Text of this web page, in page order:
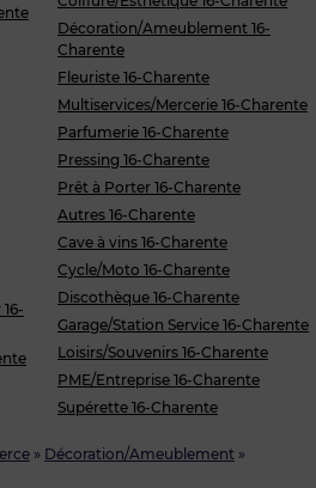
» Décoration/Ameublement »
Décoration/Ameublement 16-
Charente
Fleuriste 16-Charente
Multiservices/Mercerie 16-Charente
Parfumerie 16-Charente
Pressing 16-Charente
Prêt à Porter 16-Charente
Autres 16-Charente
Cave à vins 16-Charente
Cycle/Moto 16-Charente
Discothèque 16-Charente
Garage/Station Service 16-Charente
Loisirs/Souvenirs 16-Charente
PME/Entreprise 16-Charente
Supérette 16-Charente